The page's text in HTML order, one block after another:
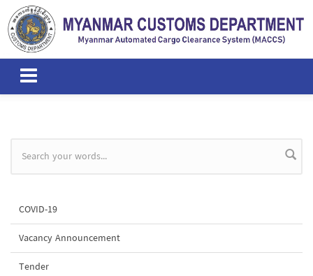
Skip to main content
Search form
COVID-19
Vacancy Announcement
Tender